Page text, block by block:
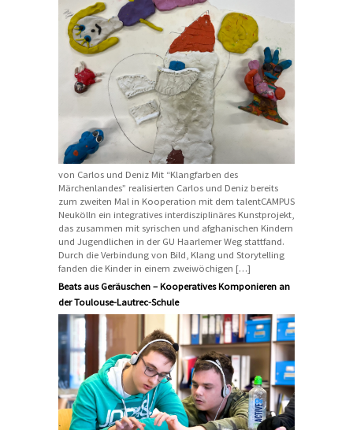
von Carlos und Deniz Mit “Klangfarben des
Märchenlandes” realisierten Carlos und Deniz bereits
zum zweiten Mal in Kooperation mit dem talentCAMPUS
Neukölln ein integratives interdisziplinäres Kunstprojekt,
das zusammen mit syrischen und afghanischen Kindern
und Jugendlichen in der GU Haarlemer Weg stattfand.
Durch die Verbindung von Bild, Klang und Storytelling
fanden die Kinder in einem zweiwöchigen […]
Beats aus Geräuschen – Kooperatives Komponieren an
der Toulouse-Lautrec-Schule